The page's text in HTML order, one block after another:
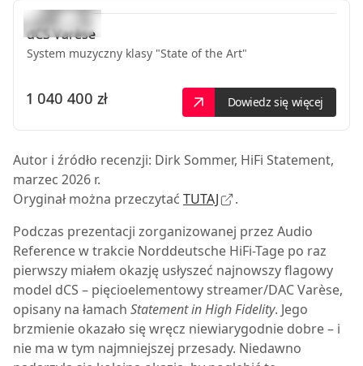
dCSVarèse
System muzyczny klasy "State of the Art"
1 040 400 zł Dowiedz się więcej
Autor i źródło recenzji: Dirk Sommer, HiFi Statement,
marzec 2026 r.
Oryginał można przeczytać TUTAJ
.
Podczas prezentacji zorganizowanej przez Audio
Reference w trakcie Norddeutsche HiFi-Tage po raz
pierwszy miałem okazję usłyszeć najnowszy flagowy
model dCS – pięcioelementowy streamer/DAC Varèse,
opisany na łamach Statement in High Fidelity. Jego
brzmienie okazało się wręcz niewiarygodnie dobre – i
nie ma w tym najmniejszej przesady. Niedawno